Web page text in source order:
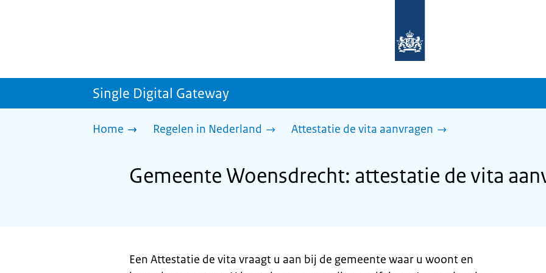
homepage
sdg.rijksoverheid.nl
Single Digital Gateway
Home Regelen in Nederland Attestatie de vita aanvragen
Gemeente Woensdrecht: attestatie de vita
Een Attestatie de vita vraagt u aan bij de gemeente waar u woont en